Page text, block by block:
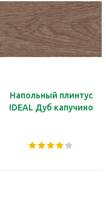
Напольный плинтус
IDEAL Дуб капучино